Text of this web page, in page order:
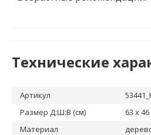
Технические
Артикул
Размер Д:Ш:В (см)
63 x
Материал